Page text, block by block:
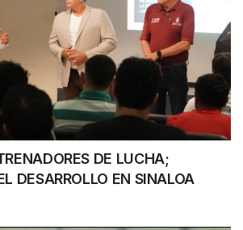
DE LUCHA;
DESARROLLO EN SINALOA